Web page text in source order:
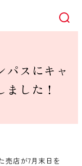
検索
パスにキャ
した！
売店が7月末日を